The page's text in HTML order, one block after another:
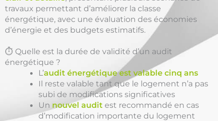
travaux permettant d’améliorer la classe
énergétique, avec une évaluation des économies
d’énergie et des budgets estimatifs.
⏱️ Quelle est la durée de validité d’un audit
énergétique ?
L’audit énergétique est valable cinq ans
Il reste valable tant que le logement n’a pas
subi de modifications significatives
Un nouvel audit est recommandé en cas
d’modification importante du logement